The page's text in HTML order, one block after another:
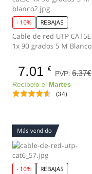
- 10% REBAJAS
Cable de red UTP CAT5E
1x 90 grados 5 M Blanco
7.01 €
PVP: 6.37€
Recíbelo el Martes
(34)
Más vendido
- 10% REBAJAS